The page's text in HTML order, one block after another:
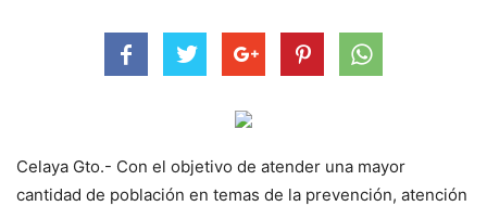
Celaya Gto.- Con el objetivo de atender una mayor
cantidad de población en temas de la prevención, atención